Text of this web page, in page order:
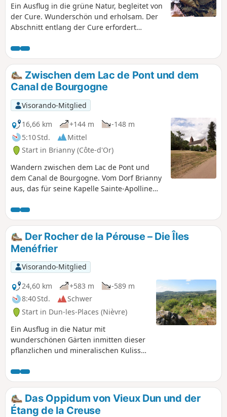
Ein Ausflug in die grüne Natur, begleitet von
der Cure. Wunderschön und erholsam. Der
Abschnitt entlang der Cure erfordert
für jemanden, der regelmäßig wandert, sehr
gut zu bewältigen, keine Sorge.
Zwischen dem Lac de Pont und dem
Canal de Bourgogne
Visorando-Mitglied
16,66 km
+144 m
-148 m
5:10 Std.
Mittel
Start in Brianny (Côte-d'Or)
Wandern zwischen dem Lac de Pont und
dem Canal de Bourgogne. Vom Dorf Brianny
aus, das für seine Kapelle Sainte-Apolline
15. Jahrhundert bekannt ist, wandern Sie
anschließend auf einem Teil des
Wanderwegs Bibracte Alésia durch die
Dörfer Montigny-sur-Armançon und
Villeneuve-sous-Charigny, die vom Chemin
des Oiseaux durchquert werden. Die Ruhe
des Canal de Bourgogne begleitet Sie, bevor
Sie wieder auf den Wanderweg „Bibracte
Alésia“ gelangen, um nach Brianny
zurückzukehren.
Der Rocher de la Pérouse – Die Îles
Menéfrier
Visorando-Mitglied
24,60 km
+583 m
-589 m
8:40 Std.
Schwer
Start in Dun-les-Places (Nièvre)
Ein Ausflug in die Natur mit
wunderschönen Gärten inmitten dieser
pflanzlichen und mineralischen Kulisse.
dem Namen nach, aber manchmal
scheint es, als wäre man weit entfernt
von der urbanisierten Welt.
Das Oppidum von Vieux Dun und der
Étang de la Creuse